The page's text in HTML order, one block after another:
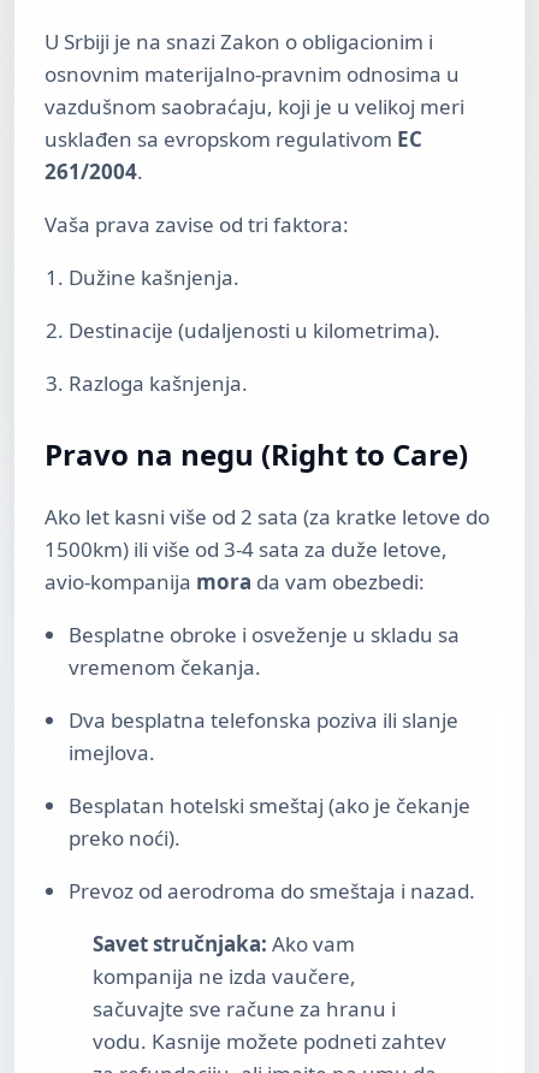
U Srbiji je na snazi Zakon o obligacionim i
osnovnim materijalno-pravnim odnosima u
vazdušnom saobraćaju, koji je u velikoj meri
usklađen sa evropskom regulativom EC
261/2004.
Vaša prava zavise od tri faktora:
Dužine kašnjenja.
Destinacije (udaljenosti u kilometrima).
Razloga kašnjenja.
Pravo na negu (Right to Care)
Ako let kasni više od 2 sata (za kratke letove do
1500km) ili više od 3-4 sata za duže letove,
avio-kompanija mora da vam obezbedi:
Besplatne obroke i osveženje u skladu sa
vremenom čekanja.
Dva besplatna telefonska poziva ili slanje
imejlova.
Besplatan hotelski smeštaj (ako je čekanje
preko noći).
Prevoz od aerodroma do smeštaja i nazad.
Savet stručnjaka: Ako vam
kompanija ne izda vaučere,
sačuvajte sve račune za hranu i
vodu. Kasnije možete podneti zahtev